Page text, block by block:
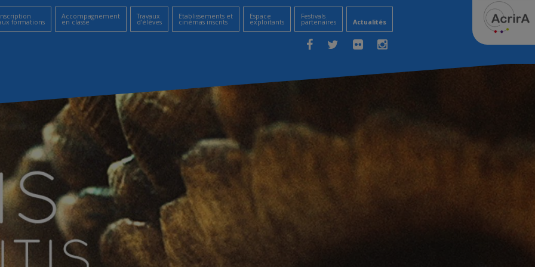
formations
Accompagnement
en classe
Travaux
d’élèves
Etablissements et
cinémas inscrits
Espace
exploitants
Festivals
partenaires Actualités